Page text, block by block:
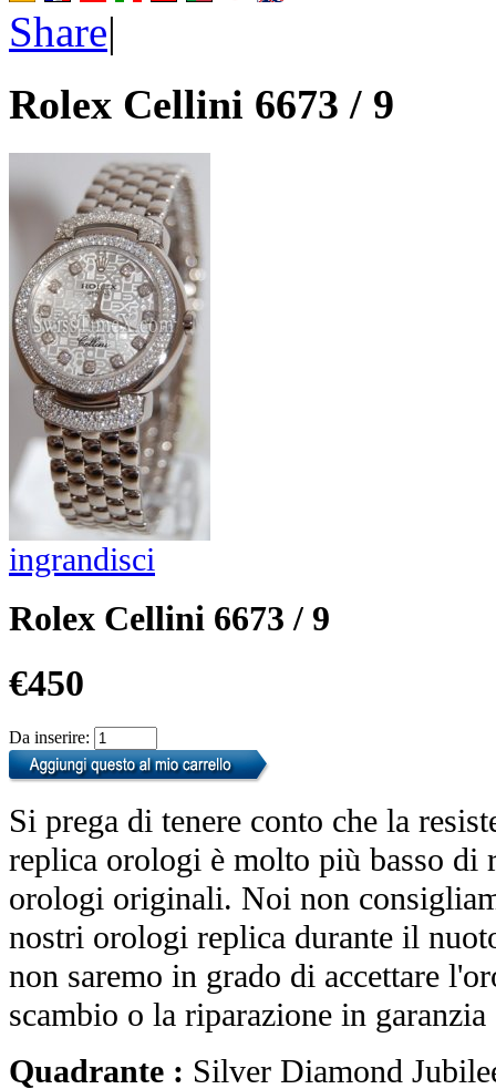
Share|
Rolex Cellini 6673 / 9
ingrandisci
Rolex Cellini 6673 / 9
€450
Da inserire:
Si prega di tenere conto che la
replica orologi è molto più basso di
orologi originali. Noi non
nostri orologi replica durante il
non saremo in grado di accettare
scambio o la riparazione in
Quadrante : Silver Diamond